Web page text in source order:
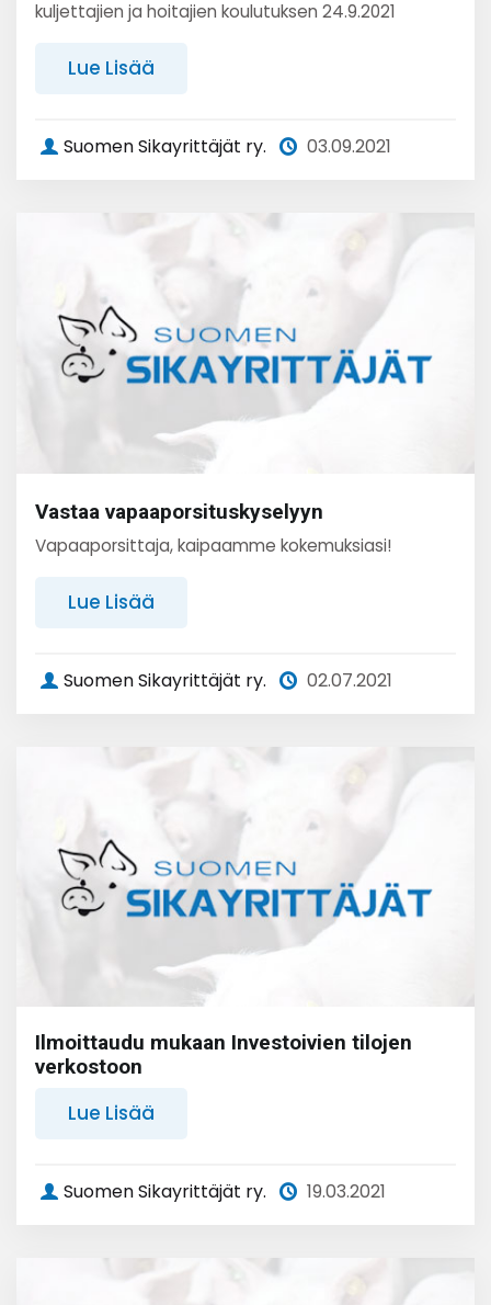
kuljettajien ja hoitajien koulutuksen 24.9.2021
Lue Lisää
Suomen Sikayrittäjät ry. 03.09.2021
Vastaa vapaaporsituskyselyyn
Vapaaporsittaja, kaipaamme kokemuksiasi!
Lue Lisää
Suomen Sikayrittäjät ry. 02.07.2021
Ilmoittaudu mukaan Investoivien tilojen
verkostoon
Lue Lisää
Suomen Sikayrittäjät ry. 19.03.2021